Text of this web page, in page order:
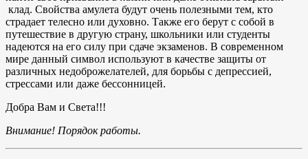
клад. Свойства амулета будут очень полезными тем, кто
страдает телесно или духовно. Также его берут с собой в
путешествие в другую страну, школьники или студенты
надеются на его силу при сдаче экзаменов. В современном
мире данный символ используют в качестве защиты от
различных недоброжелателей, для борьбы с депрессией,
стрессами или даже бессонницей.
Добра Вам и Света!!!
Внимание! Порядок работы.